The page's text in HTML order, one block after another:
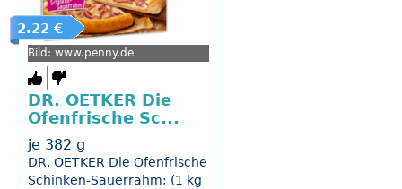
2.22 €
Bild: www.penny.de
DR. OETKER Die
Ofenfrische Sc...
je 382 g
DR. OETKER Die Ofenfrische
Schinken-Sauerrahm; (1 kg